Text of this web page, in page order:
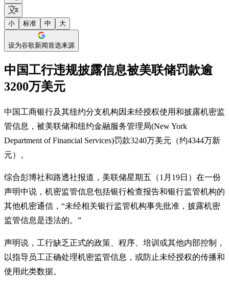
小 标准 中 大
设为谷歌新闻首选来源
中国工行违规披露信息被美联储罚款逾
3200万美元
中国工商银行及其纽约分支机构因未经授权使用和披露机密监
管信息，被美联储和纽约金融服务管理局(New York
Department of Financial Services)罚款3240万美元（约4344万新
元）。
综合彭博社和路透社报道，美联储星期五（1月19日）在一份
声明中说，机密监管信息包括银行检查报告和银行监管机构的
其他机密通信，“未经相关银行监管机构事先批准，披露机密
监管信息是违法的。”
声明说，工行缺乏正式的政策、程序、培训或其他内部控制，
以指导员工正确处理机密监管信息，或防止未经授权的传播和
使用此类数据。